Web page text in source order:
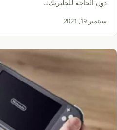
دون الحاجة للجلبريك…
سبتمبر 19, 2021